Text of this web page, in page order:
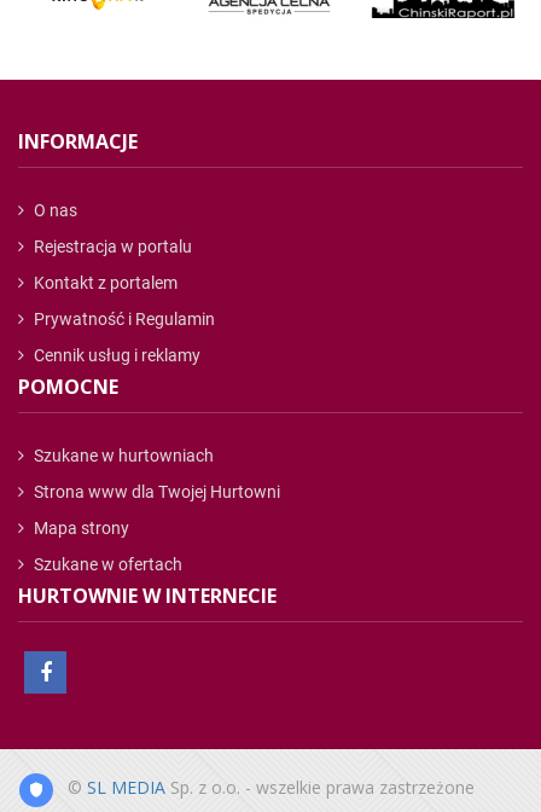
INFORMACJE
O nas
Rejestracja w portalu
Kontakt z portalem
Prywatność i Regulamin
Cennik usług i reklamy
POMOCNE
Szukane w hurtowniach
Strona www dla Twojej Hurtowni
Mapa strony
Szukane w ofertach
HURTOWNIE W INTERNECIE
© SL MEDIASp. z o.o. - wszelkie prawa zastrzeżone